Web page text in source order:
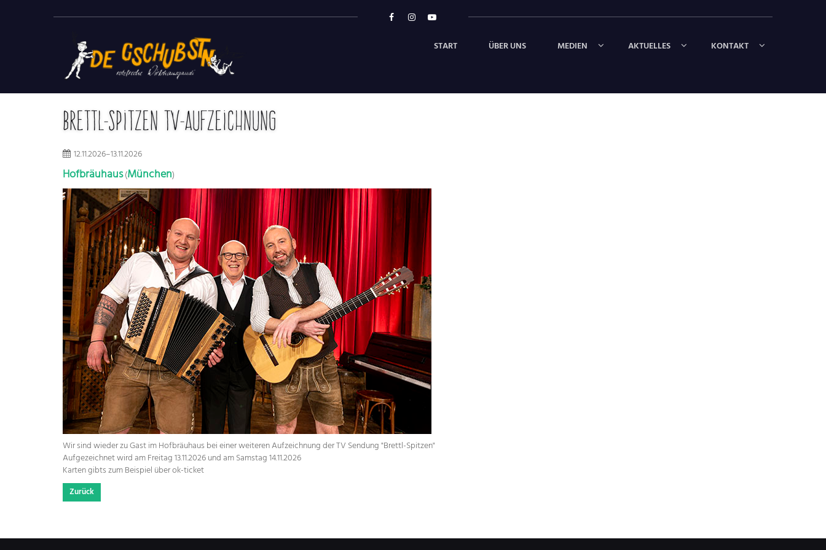
START ÜBER UNS MEDIEN AKTUELLES KONTAKT
Brettl-Spitzen TV-Aufzeichnung
12.11.2026–13.11.2026
Hofbräuhaus(München)
Wir sind wieder zu Gast im Hofbräuhaus bei einer weiteren Aufzeichnung der TV Sendung "Brettl-Spitzen"
Aufgezeichnet wird am Freitag 13.11.2026 und am Samstag 14.11.2026
Karten gibts zum Beispiel über ok-ticket
Zurück